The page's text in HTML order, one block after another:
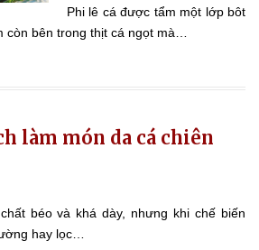
Phi lê cá được tẩm một lớp bôt
còn bên trong thịt cá ngọt mà…
làm món da cá chiên
béo và khá dày, nhưng khi chế biến
hay lọc…